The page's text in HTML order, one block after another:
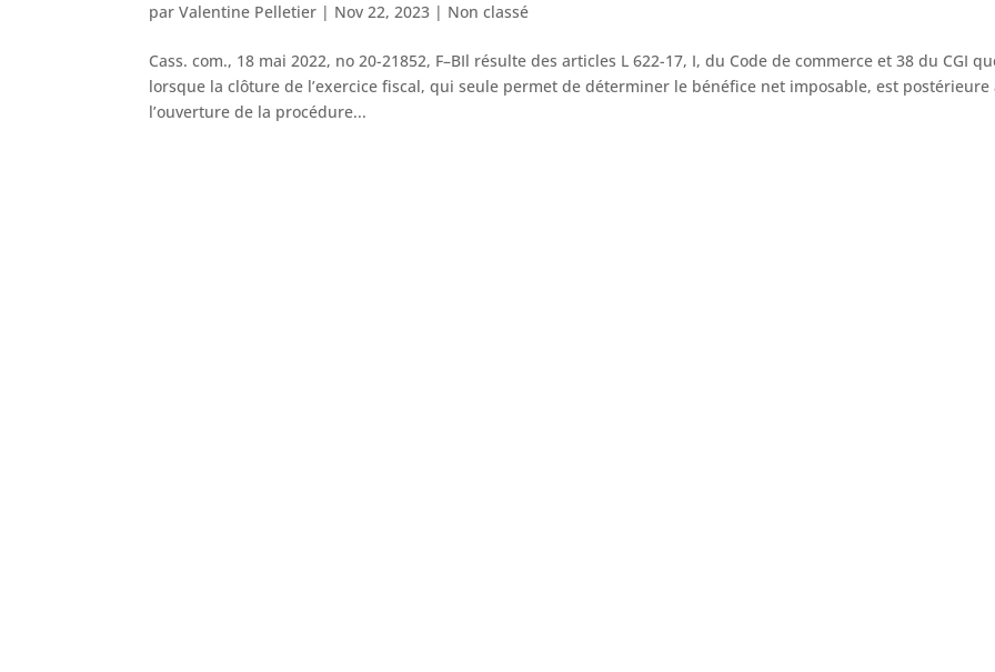
parValentine Pelletier | Nov 22, 2023 | Non classé
Cass. com., 18 mai 2022, no 20-21852, F–BIl résulte des articles L 622-17, I, du Code de commerce et 38 du CGI
lorsque la clôture de l’exercice fiscal, qui seule permet de déterminer le bénéfice net imposable, est postérieure
l’ouverture de la procédure...